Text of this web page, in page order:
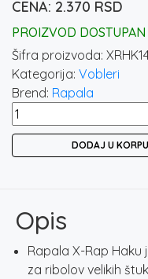
2.370 RSD
PROIZVOD
Šifra proizvoda:
Kategorija: Vobleri
Brend: Rapala
RAPALA
X-
količina
DODAJ U KORPU
Opis
Rapala X-Rap Haku
za ribolov velikih